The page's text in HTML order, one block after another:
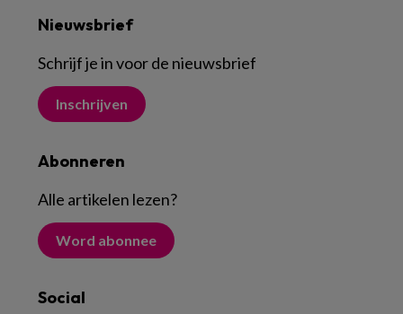
Nieuwsbrief
Schrijf je in voor de nieuwsbrief
Inschrijven
Abonneren
Alle artikelen lezen?
Word abonnee
Social